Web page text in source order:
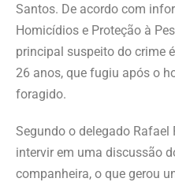
Santos. De acordo com
Homicídios e Proteção à
principal suspeito do crime
26 anos, que fugiu após o
foragido.
Segundo o delegado
intervir em uma discussão
companheira, o que gerou